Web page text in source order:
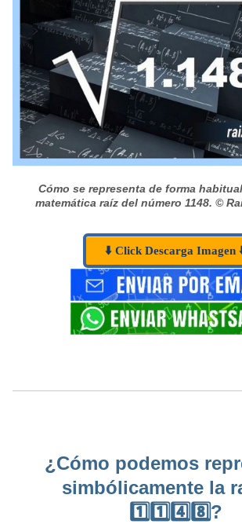
Cómo se representa de forma
matemática raíz del número 1148. ©
⬇️ Click Descarga Imagen
¿Cómo podemos
simbólicamente la
1️⃣1️⃣4️⃣8️⃣?